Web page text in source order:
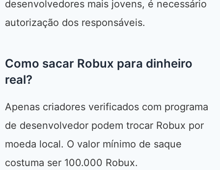
desenvolvedores mais jovens, é necessário
autorização dos responsáveis.
Como sacar Robux para dinheiro
real?
Apenas criadores verificados com programa
de desenvolvedor podem trocar Robux por
moeda local. O valor mínimo de saque
costuma ser 100.000 Robux.